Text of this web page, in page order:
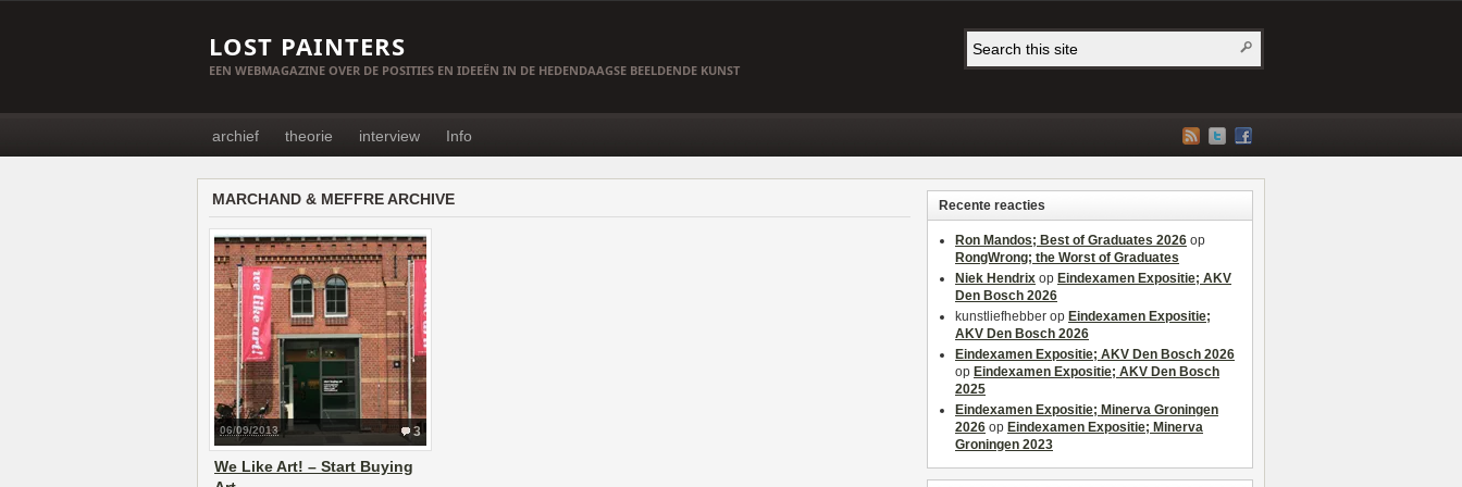
LOST PAINTERS
EEN WEBMAGAZINE OVER DE POSITIES EN IDEEËN IN DE HEDENDAAGSE BEELDENDE KUNST
archief theorie interview Info
MARCHAND & MEFFRE ARCHIVE
3
06/09/2013
We Like Art! – Start Buying
Recente reacties
Ron Mandos; Best of Graduates 2026 op
RongWrong; the Worst of Graduates
Niek Hendrix op Eindexamen Expositie; AKV
Den Bosch 2026
kunstliefhebber op Eindexamen Expositie;
AKV Den Bosch 2026
Eindexamen Expositie; AKV Den Bosch 2026
op Eindexamen Expositie; AKV Den Bosch
2025
Eindexamen Expositie; Minerva Groningen
2026 op Eindexamen Expositie; Minerva
Groningen 2023